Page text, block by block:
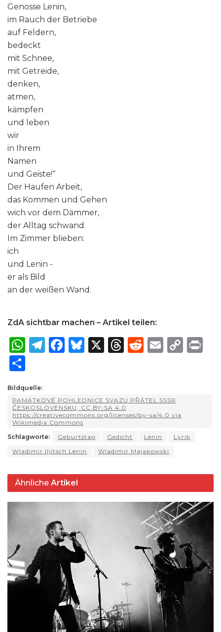
Genosse Lenin,
im Rauch der Betriebe
auf Feldern,
bedeckt
mit Schnee,
mit Getreide,
denken,
atmen,
kämpfen
und leben
wir
in Ihrem
Namen
und Geiste!“
Der Haufen Arbeit,
das Kommen und Gehen
wich vor dem Dämmer,
der Alltag schwand.
Im Zimmer blieben:
ich
und Lenin -
er als Bild
an der weißen Wand.
ZdA sichtbar machen – Artikel teilen:
W
ts
A
p
p
T
g
ra
m
F
b
o
o
k
B
k
y
X
T
d
s
R
t
E
C
k
ar
e
Bildquelle:
PAMÁTKOVÉ POHLEDNICE SVAZU PŘÁTEL SSSR
ČESKOSLOVENSKU, CC BY-SA 4.0
https://creativecommons.org/licenses/by-sa/4.0 via
Wikimedia Commons
Schlagworte:
Geburtstag Gedicht Lenin
Lyrik
Wladimir Iljitsch Lenin
Wladimir Majakowski
Ähnliche Artikel